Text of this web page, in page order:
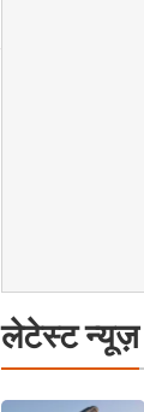
लेटेस्ट न्यूज़